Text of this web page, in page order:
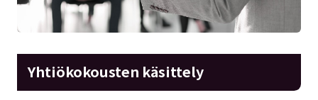
Yhtiökokousten käsittely